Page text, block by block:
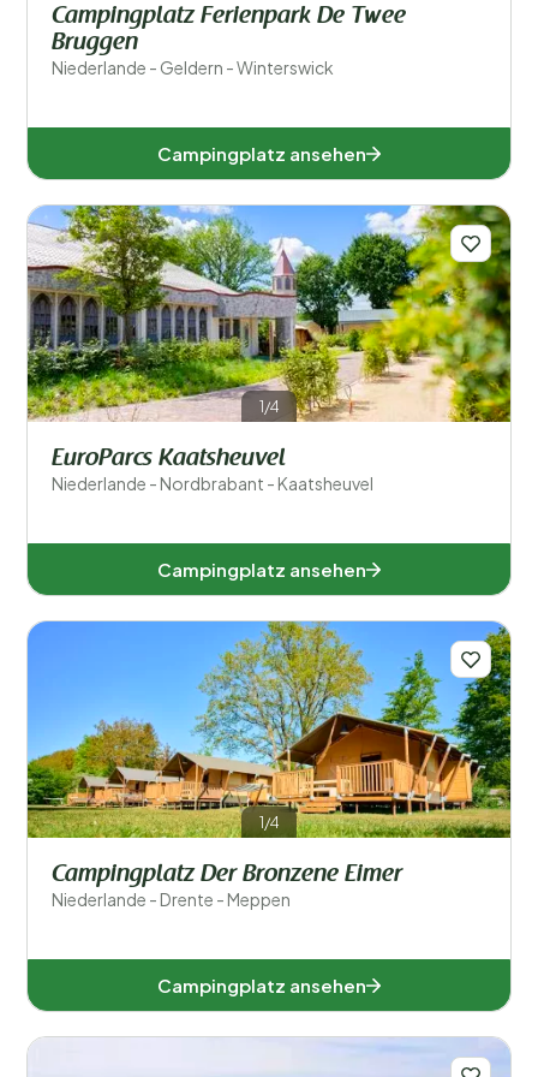
Campingplatz Ferienpark De Twee
Bruggen
Niederlande - Geldern - Winterswick
Campingplatz ansehen
1/4
EuroParcs Kaatsheuvel
Niederlande - Nordbrabant - Kaatsheuvel
Campingplatz ansehen
1/4
Campingplatz Der Bronzene Eimer
Niederlande - Drente - Meppen
Campingplatz ansehen